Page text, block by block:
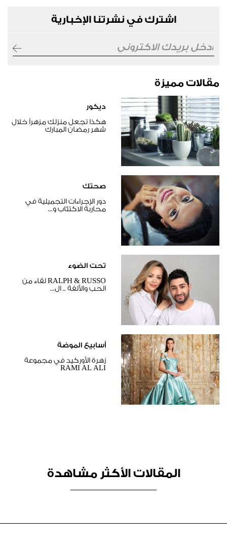
اشترك في نشرتنا الإخبارية
مقالات مميزة
ديكور
هكذا تجعل منزلك مزهراً خلال
شهر رمضان المبارك
صحتك
دور الإجراءات التجميلية في
محاربة الاكتئاب و...
تحت الضوء
RALPH & RUSSO لقاء من
الحب والألفة .. ال...
أسابيع الموضة
زهرة الأوركيد في مجموعة
RAMI AL ALI
المقالات الأكثر مشاهدة